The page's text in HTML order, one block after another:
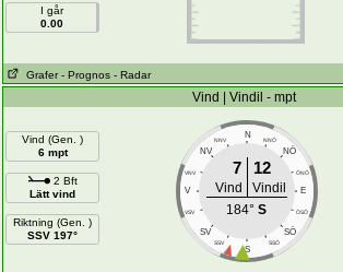
I går
0.00
Grafer - Prognos - Radar
Vind | Vindil - mpt
Vind (Gen. )
6 mpt
2 Bft
Lätt vind
Riktning (Gen. )
SSV 197°
N
NNV NNÖ
NV NÖ
VNV ÖNÖ
V E
VSV ÖSÖ
SV SÖ
SSV SSÖ
S
7 12
Vind
Vindil
184°S